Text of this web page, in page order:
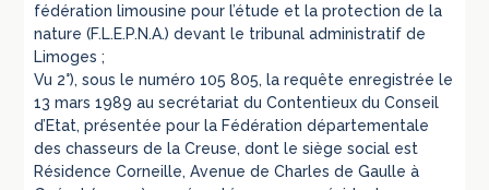
fédération limousine pour l’étude et la protection de la
nature (F.L.E.P.N.A.) devant le tribunal administratif de
Limoges ;
Vu 2°), sous le numéro 105 805, la requête enregistrée le
13 mars 1989 au secrétariat du Contentieux du Conseil
d’Etat, présentée pour la Fédération départementale
des chasseurs de la Creuse, dont le siège social est
Résidence Corneille, Avenue de Charles de Gaulle à